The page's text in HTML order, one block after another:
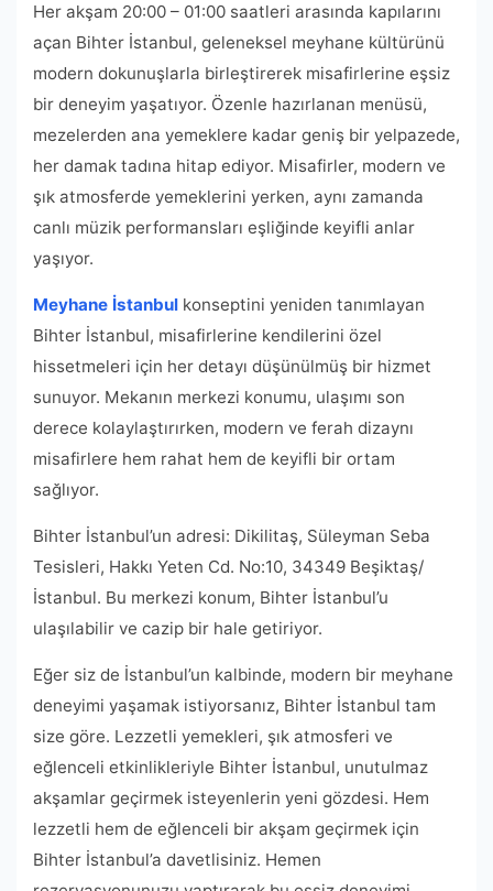
Her akşam 20:00 – 01:00 saatleri arasında kapılarını
açan Bihter İstanbul, geleneksel meyhane kültürünü
modern dokunuşlarla birleştirerek misafirlerine eşsiz
bir deneyim yaşatıyor. Özenle hazırlanan menüsü,
mezelerden ana yemeklere kadar geniş bir yelpazede,
her damak tadına hitap ediyor. Misafirler, modern ve
şık atmosferde yemeklerini yerken, aynı zamanda
canlı müzik performansları eşliğinde keyifli anlar
yaşıyor.
Meyhane İstanbul konseptini yeniden tanımlayan
Bihter İstanbul, misafirlerine kendilerini özel
hissetmeleri için her detayı düşünülmüş bir hizmet
sunuyor. Mekanın merkezi konumu, ulaşımı son
derece kolaylaştırırken, modern ve ferah dizaynı
misafirlere hem rahat hem de keyifli bir ortam
sağlıyor.
Bihter İstanbul’un adresi: Dikilitaş, Süleyman Seba
Tesisleri, Hakkı Yeten Cd. No:10, 34349 Beşiktaş/
İstanbul. Bu merkezi konum, Bihter İstanbul’u
ulaşılabilir ve cazip bir hale getiriyor.
Eğer siz de İstanbul’un kalbinde, modern bir meyhane
deneyimi yaşamak istiyorsanız, Bihter İstanbul tam
size göre. Lezzetli yemekleri, şık atmosferi ve
eğlenceli etkinlikleriyle Bihter İstanbul, unutulmaz
akşamlar geçirmek isteyenlerin yeni gözdesi. Hem
lezzetli hem de eğlenceli bir akşam geçirmek için
Bihter İstanbul’a davetlisiniz. Hemen